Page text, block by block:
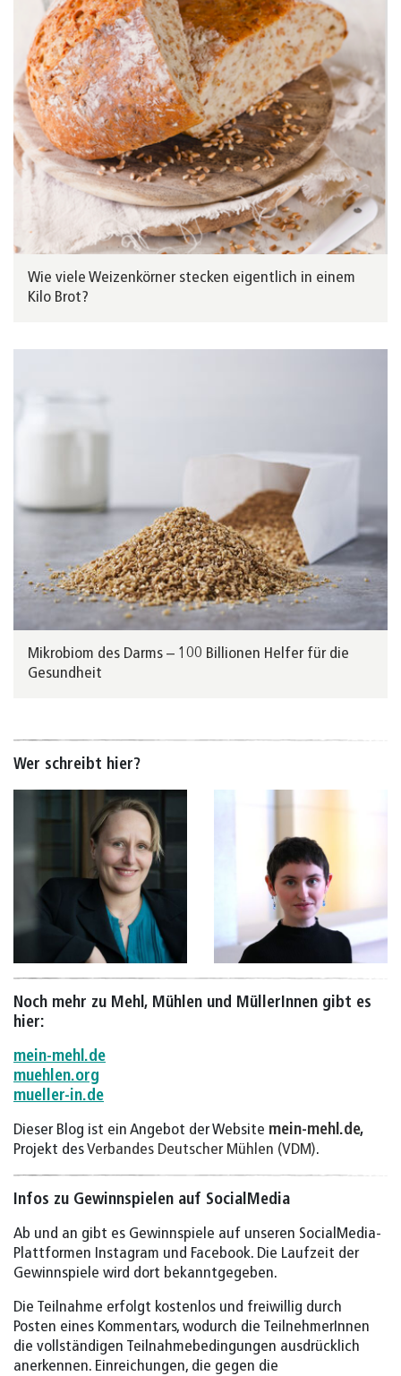
Wie viele Weizenkörner stecken eigentlich in einem
Kilo Brot?
Mikrobiom des Darms – 100 Billionen Helfer für die
Gesundheit
Wer schreibt hier?
Noch mehr zu Mehl, Mühlen und MüllerInnen gibt es
hier:
mein-mehl.de
muehlen.org
mueller-in.de
Dieser Blog ist ein Angebot der Website mein-mehl.de,
Projekt desVerbandes Deutscher Mühlen (VDM).
Infos zu Gewinnspielen auf SocialMedia
Ab und an gibt es Gewinnspiele auf unseren SocialMedia-
Plattformen Instagram und Facebook. Die Laufzeit der
Gewinnspiele wird dort bekanntgegeben.
Die Teilnahme erfolgt kostenlos und freiwillig durch
Posten eines Kommentars, wodurch die TeilnehmerInnen
die vollständigen Teilnahmebedingungen ausdrücklich
anerkennen.⁠ Einreichungen, die gegen die